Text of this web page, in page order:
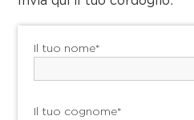
Il tuo nome*
Il tuo cognome*